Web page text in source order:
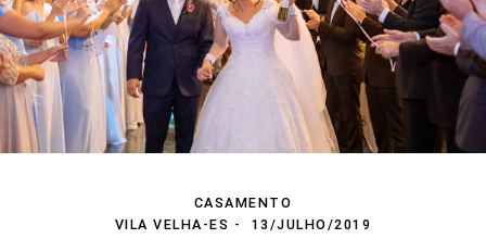
CASAMENTO
VILA VELHA-ES
13/JULHO/2019